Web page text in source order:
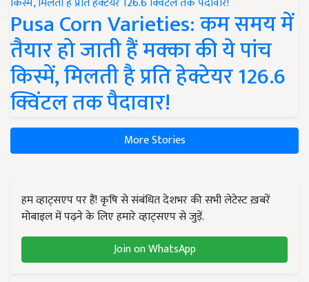
Pusa Corn Varieties: कम समय में
तैयार हो जाती हैं मक्का की ये पांच
किस्में, मिलती है प्रति हेक्टेयर 126.6
क्विंटल तक पैदावार!
More Stories
हम व्हाट्सएप पर हैं! कृषि से संबंधित देशभर की सभी लेटेस्ट ख़बरें
मोबाइल में पढ़ने के लिए हमारे व्हाट्सएप से जुड़ें.
Join on WhatsApp